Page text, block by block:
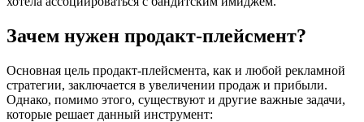
Зачем нужен продакт-плейсмент?
Основная цель продакт-плейсмента, как и любой рекламной
стратегии, заключается в увеличении продаж и прибыли.
Однако, помимо этого, существуют и другие важные задачи,
которые решает данный инструмент: